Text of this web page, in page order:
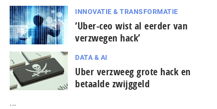
INNOVATIE & TRANSFORMATIE
‘Uber-ceo wist al eerder van
verzwegen hack’
DATA & AI
Uber verzweeg grote hack en
betaalde zwijggeld
...